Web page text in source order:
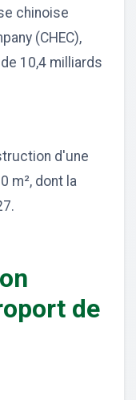
chinoise
(CHEC),
10,4 milliards
d'une
m², dont la
de